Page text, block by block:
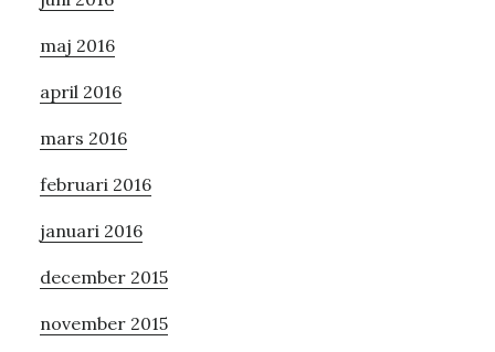
maj 2016
april 2016
mars 2016
februari 2016
januari 2016
december 2015
november 2015